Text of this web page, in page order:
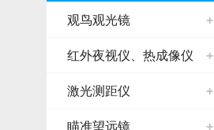
观鸟观光镜 +
红外夜视仪、热成像仪 +
激光测距仪 +
瞄准望远镜 +